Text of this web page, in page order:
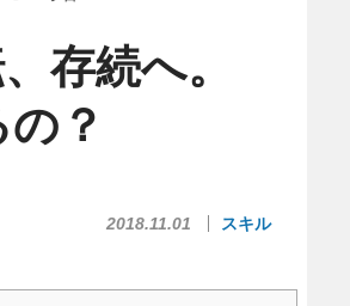
存続へ。
？
2018.11.01 スキル